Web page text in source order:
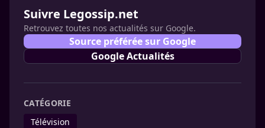
Suivre Legossip.net
Retrouvez toutes nos actualités sur Google.
Source préférée sur Google
Google Actualités
CATÉGORIE
Télévision